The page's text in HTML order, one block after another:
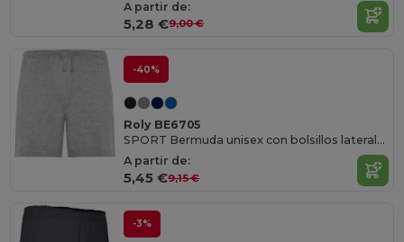
A partir de:
5,28 €9,00 €
-40%
Roly BE6705
SPORT Bermuda unisex con bolsillos laterales y cinturilla elástica con cordón ajustable
A partir de:
5,45 €9,15 €
-3%